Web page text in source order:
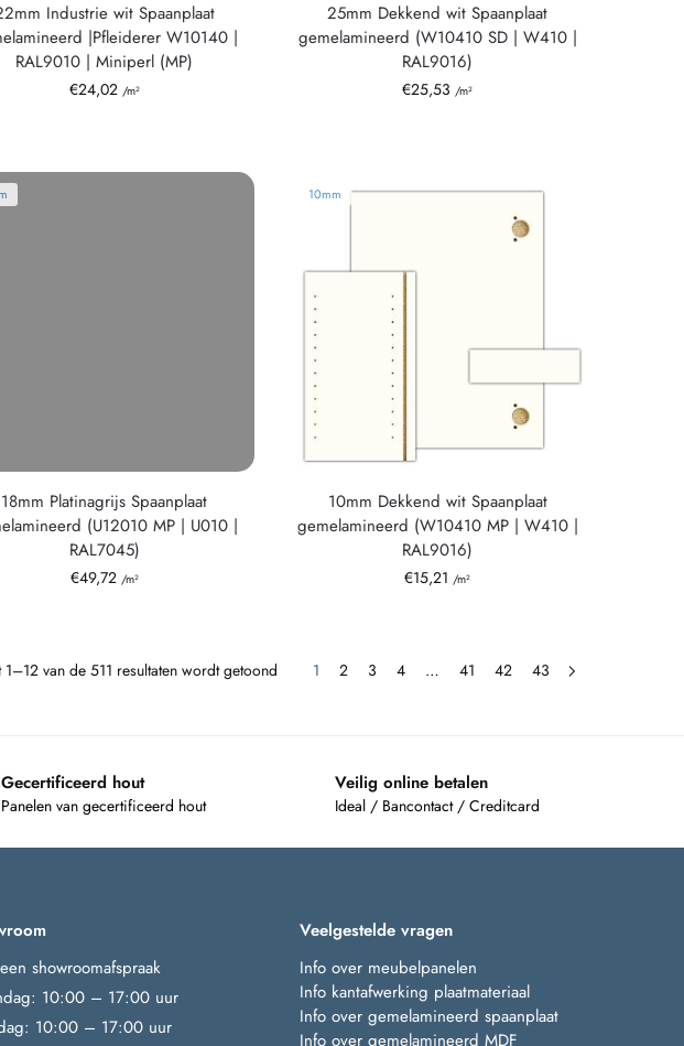
Industrie wit Spaanplaat
|Pfleiderer W10140 |
RAL9010 | Miniperl (MP)
€24,02 /m²
25mm Dekkend wit Spaanplaat
gemelamineerd (W10410 SD | W410 |
RAL9016)
€25,53 /m²
18mm Platinagrijs Spaanplaat
(U12010 MP | U010 |
RAL7045)
€49,72 /m²
10mm
10mm Dekkend wit Spaanplaat
gemelamineerd (W10410 MP | W410 |
RAL9016)
€15,21 /m²
1–12 van de 511 resultaten wordt getoond 1 2 3 4 … 41 42 43
Gecertificeerd hout
Panelen van gecertificeerd hout
Veilig online betalen
Ideal / Bancontact / Creditcard
showroomafspraak
10:00 – 17:00 uur
10:00 – 17:00 uur
Veelgestelde vragen
Info over meubelpanelen
Info kantafwerking plaatmateriaal
Info over gemelamineerd spaanplaat
Info over gemelamineerd MDF